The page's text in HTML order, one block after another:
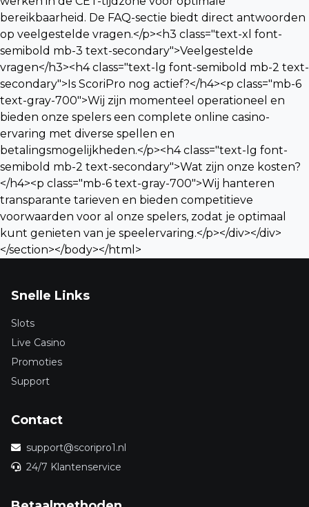
Snelle Links
Slots
Live Casino
Promoties
Support
Contact
support@scoripro1.nl
24/7 Klantenservice